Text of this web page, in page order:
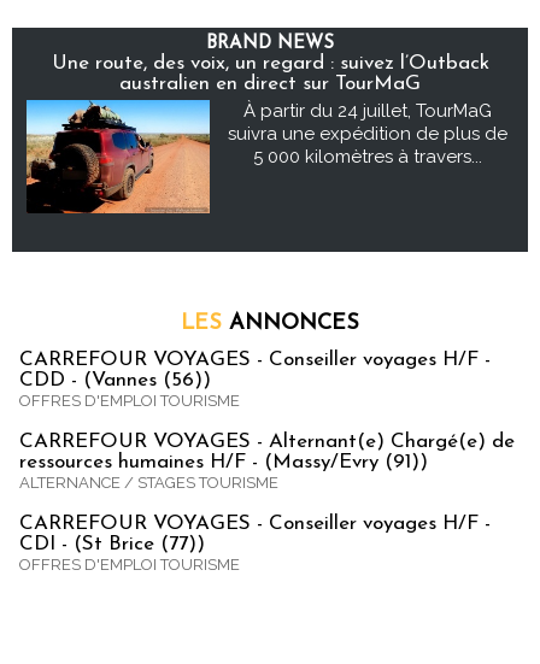
BRAND NEWS
Une route, des voix, un regard : suivez l’Outback
australien en direct sur TourMaG
À partir du 24 juillet, TourMaG
suivra une expédition de plus de
5 000 kilomètres à travers...
LES ANNONCES
CARREFOUR VOYAGES - Conseiller voyages H/F -
CDD - (Vannes (56))
OFFRES D'EMPLOI TOURISME
CARREFOUR VOYAGES - Alternant(e) Chargé(e) de
ressources humaines H/F - (Massy/Evry (91))
ALTERNANCE / STAGES TOURISME
CARREFOUR VOYAGES - Conseiller voyages H/F -
CDI - (St Brice (77))
OFFRES D'EMPLOI TOURISME